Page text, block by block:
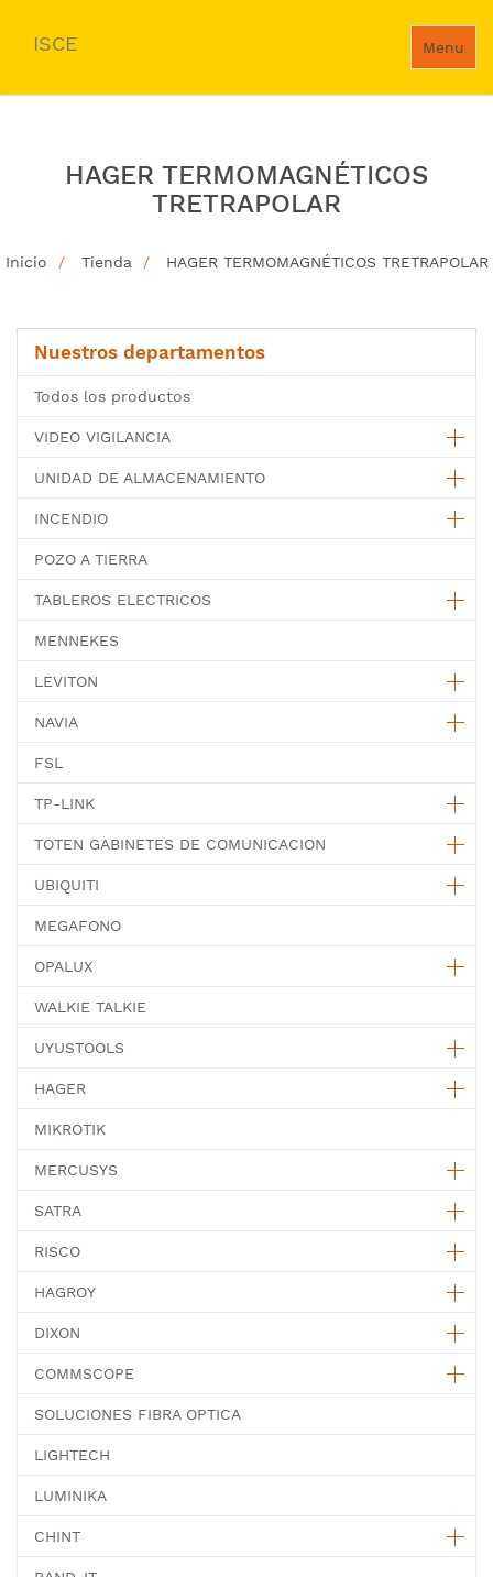
Menu
ISCE
HAGER TERMOMAGNÉTICOS
TRETRAPOLAR
Inicio Tienda HAGER TERMOMAGNÉTICOS TRETRAPOLAR
Nuestros departamentos
Todos los productos
VIDEO VIGILANCIA
UNIDAD DE ALMACENAMIENTO
INCENDIO
POZO A TIERRA
TABLEROS ELECTRICOS
MENNEKES
LEVITON
NAVIA
FSL
TP-LINK
TOTEN GABINETES DE COMUNICACION
UBIQUITI
MEGAFONO
OPALUX
WALKIE TALKIE
UYUSTOOLS
HAGER
MIKROTIK
MERCUSYS
SATRA
RISCO
HAGROY
DIXON
COMMSCOPE
SOLUCIONES FIBRA OPTICA
LIGHTECH
LUMINIKA
CHINT